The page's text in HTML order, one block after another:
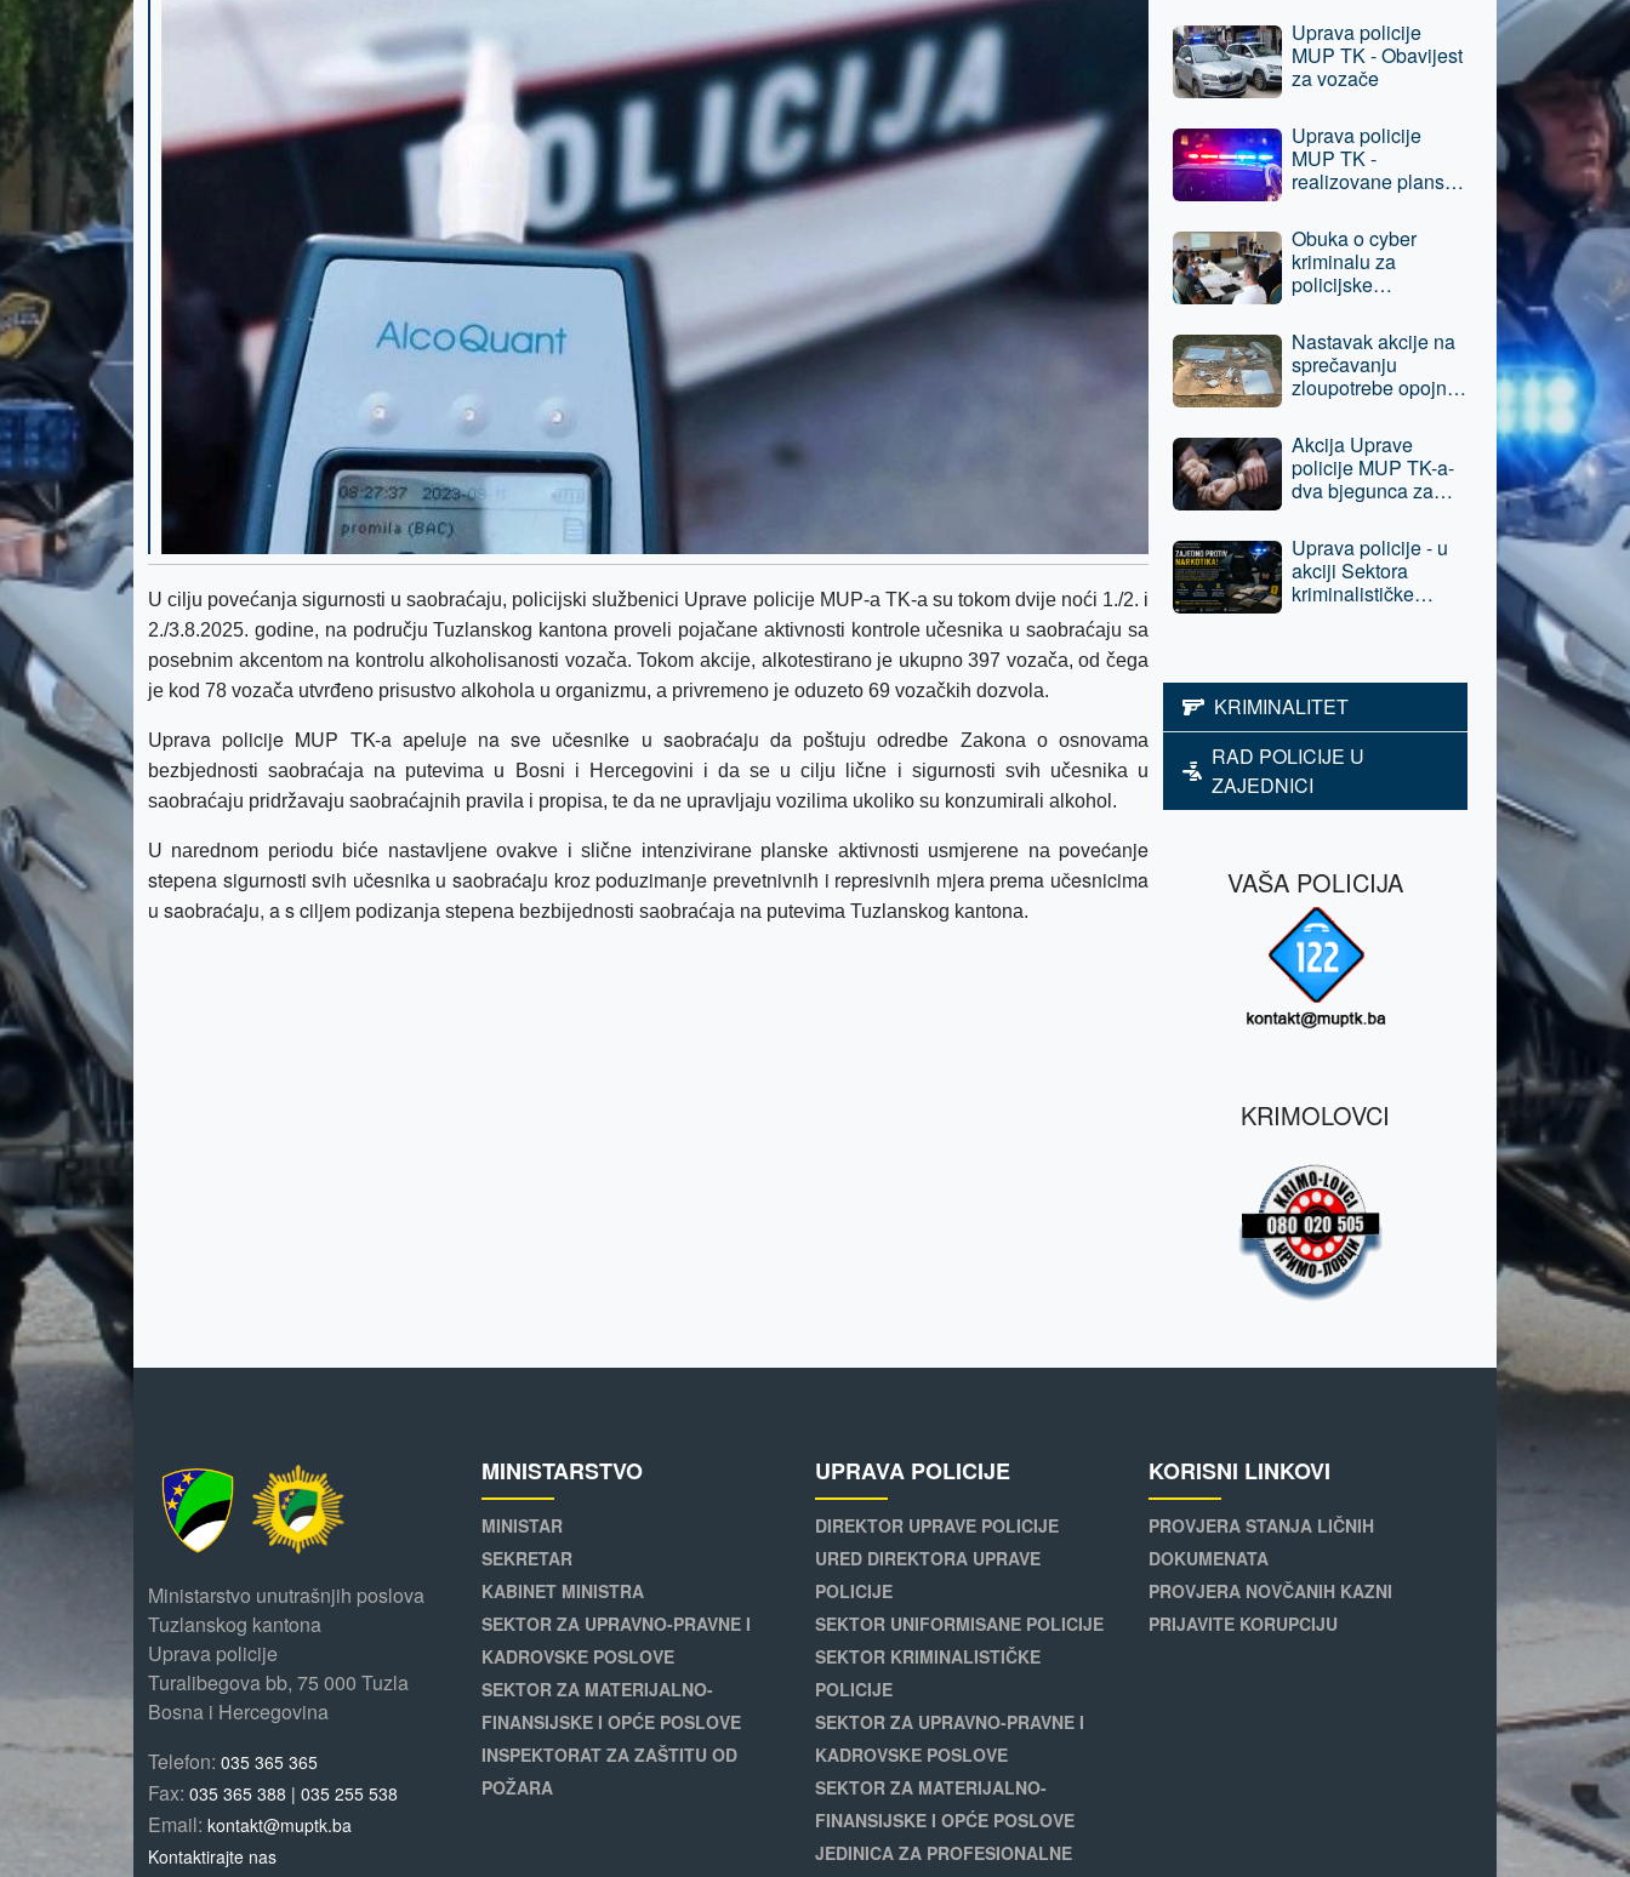
U cilju povećanja sigurnosti u saobraćaju, policijski službenici Uprave policije MUP-a TK-a su tokom dvije noći 1./2. i
2./3.8.2025. godine, na području Tuzlanskog kantona proveli pojačane aktivnosti kontrole učesnika u saobraćaju sa
posebnim akcentom na kontrolu alkoholisanosti vozača. Tokom akcije, alkotestirano je ukupno 397 vozača, od čega
je kod 78 vozača utvrđeno prisustvo alkohola u organizmu, a privremeno je oduzeto 69 vozačkih dozvola.
Uprava policije MUP TK-a apeluje na sve učesnike u saobraćaju da poštuju odredbe Zakona o osnovama
bezbjednosti saobraćaja na putevima u Bosni i Hercegovini i da se u cilju lične i sigurnosti svih učesnika u
saobraćaju pridržavaju saobraćajnih pravila i propisa, te da ne upravljaju vozilima ukoliko su konzumirali alkohol.
U narednom periodu biće nastavljene ovakve i slične intenzivirane planske aktivnosti usmjerene na povećanje
stepena sigurnosti svih učesnika u saobraćaju kroz poduzimanje prevetnivnih i represivnih mjera prema učesnicima
u saobraćaju, a s ciljem podizanja stepena bezbijednosti saobraćaja na putevima Tuzlanskog kantona.
u pješačkim
zonama grada Tuzla
Uprava policije
MUP TK - Obavijest
za vozače
Uprava policije
MUP TK -
realizovane planske
opojna droga
Obuka o cyber
kriminalu za
policijske
policije MUP TK-a i
Policije Brčko
distrikta BiH
Nastavak akcije na
sprečavanju
zloupotrebe opojnih
iz Tuzle oduzeta
sloboda
Akcija Uprave
policije MUP TK-a-
dva bjegunca za
raspisane potrage
pronađeni i lišeni
slobode
Uprava policije - u
akciji Sektora
kriminalističke
oduzeta sloboda -
predat je tužilaštvu
KRIMINALITET
RAD POLICIJE U
ZAJEDNICI
VAŠA POLICIJA
KRIMOLOVCI
Ministarstvo unutrašnjih poslova
Tuzlanskog kantona
Uprava policije
Turalibegova bb, 75 000 Tuzla
Bosna i Hercegovina
Telefon: 035 365 365
Fax: 035 365 388 | 035 255 538
Email: kontakt@muptk.ba
Kontaktirajte nas
MINISTARSTVO
MINISTAR
SEKRETAR
KABINET MINISTRA
SEKTOR ZA UPRAVNO-PRAVNE I
KADROVSKE POSLOVE
SEKTOR ZA MATERIJALNO-
FINANSIJSKE I OPĆE POSLOVE
INSPEKTORAT ZA ZAŠTITU OD
POŽARA
UPRAVA POLICIJE
DIREKTOR UPRAVE POLICIJE
URED DIREKTORA UPRAVE
POLICIJE
SEKTOR UNIFORMISANE POLICIJE
SEKTOR KRIMINALISTIČKE
POLICIJE
SEKTOR ZA UPRAVNO-PRAVNE I
KADROVSKE POSLOVE
SEKTOR ZA MATERIJALNO-
FINANSIJSKE I OPĆE POSLOVE
JEDINICA ZA PROFESIONALNE
KORISNI LINKOVI
PROVJERA STANJA LIČNIH
DOKUMENATA
PROVJERA NOVČANIH KAZNI
PRIJAVITE KORUPCIJU